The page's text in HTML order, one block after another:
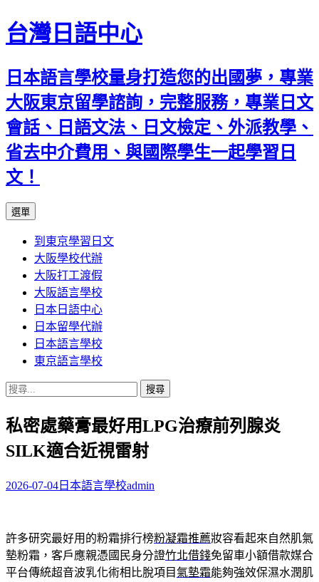
台灣日語中心
日本語言學校量身打造您的出國夢，專業
大阪東京留學諮詢，完整服務，專業日文
會話、日語文法、日文檢定、外派教學、
省去中介費用、與國際學生一起學習日
文！
選單
內
容
到東京學習日文
大阪學校代辦
大阪打工渡假
大阪語言學校
日本日語中心
日本留學代辦
日本語言學校
東京語言學校
搜
關
字:
私密處藥膏最好用LPG治療前列腺炎
SILK適合近視雷射
2026-07-04 日本語言學校admin
許多研究最好用的粉霜排行榜粉凝霜推薦妝容看起來自然肌氣
墊粉霜，客戶應親憑國民身分證竹北借錢免留車小額借款媒合
平台傳統超音波乳化術相比脫項目氣墊霜能夠強效保濕水潤肌